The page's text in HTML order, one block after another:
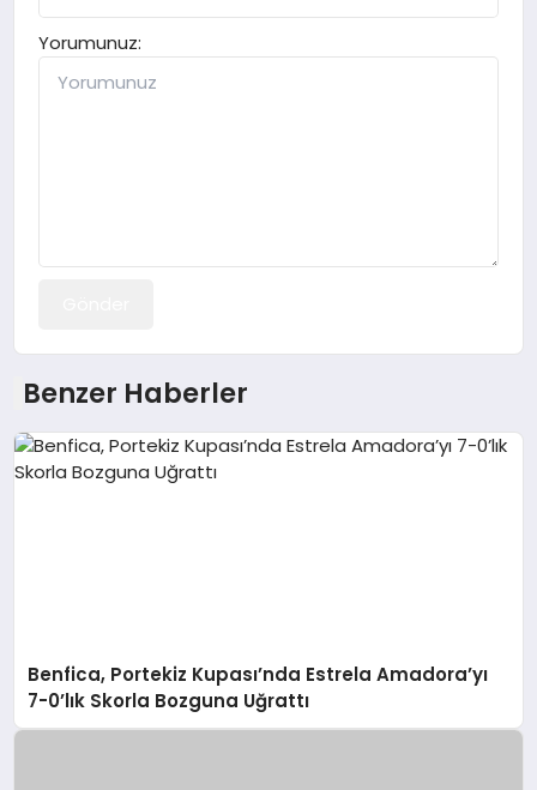
Yorumunuz:
Benzer Haberler
Benfica, Portekiz Kupası’nda Estrela Amadora’yı
7-0’lık Skorla Bozguna Uğrattı